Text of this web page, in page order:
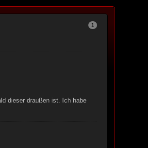
1
dieser draußen ist. Ich habe